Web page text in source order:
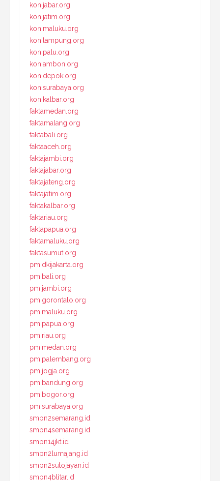
konijabar.org
konijatim.org
konimaluku.org
konilampung.org
konipalu.org
koniambon.org
konidepok.org
konisurabaya.org
konikalbar.org
faktamedan.org
faktamalang.org
faktabali.org
faktaaceh.org
faktajambi.org
faktajabar.org
faktajateng.org
faktajatim.org
faktakalbar.org
faktariau.org
faktapapua.org
faktamaluku.org
faktasumut.org
pmidkijakarta.org
pmibali.org
pmijambi.org
pmigorontalo.org
pmimaluku.org
pmipapua.org
pmiriau.org
pmimedan.org
pmipalembang.org
pmijogja.org
pmibandung.org
pmibogor.org
pmisurabaya.org
smpn2semarang.id
smpn4semarang.id
smpn14jkt.id
smpn2lumajang.id
smpn2sutojayan.id
smpn4blitar.id